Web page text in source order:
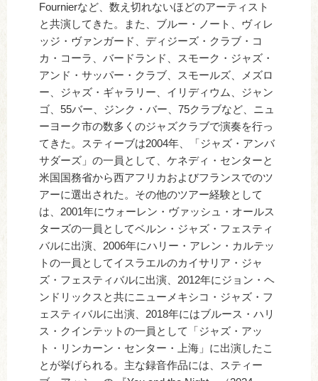
Fournierなど、数え切れないほどのアーティスト
と共演してきた。また、ブルー・ノート、ヴィレ
ッジ・ヴァンガード、ディジーズ・クラブ・コ
カ・コーラ、バードランド、スモーク・ジャズ・
アンド・サッパー・クラブ、スモールズ、メズロ
ー、ジャズ・ギャラリー、イリディウム、ジャン
ゴ、55バー、ジンク・バー、75クラブなど、ニュ
ーヨーク市の数多くのジャズクラブで演奏を行っ
てきた。スティーブは2004年、「ジャズ・アンバ
サダーズ」の一員として、ケネディ・センターと
米国国務省から西アフリカおよびフランスでのツ
アーに選出された。その他のツアー経験として
は、2001年にウォーレン・ヴァッシュ・オールス
ターズの一員としてベルン・ジャズ・フェスティ
バルに出演、2006年にハリー・アレン・カルテッ
トの一員としてイスラエルのカイサリア・ジャ
ズ・フェスティバルに出演、2012年にジョン・ヘ
ンドリックスと共にニューメキシコ・ジャズ・フ
ェスティバルに出演、2018年にはブルース・ハリ
ス・クインテットの一員として「ジャズ・アッ
ト・リンカーン・センター・上海」に出演したこ
とが挙げられる。主な録音作品には、スティー